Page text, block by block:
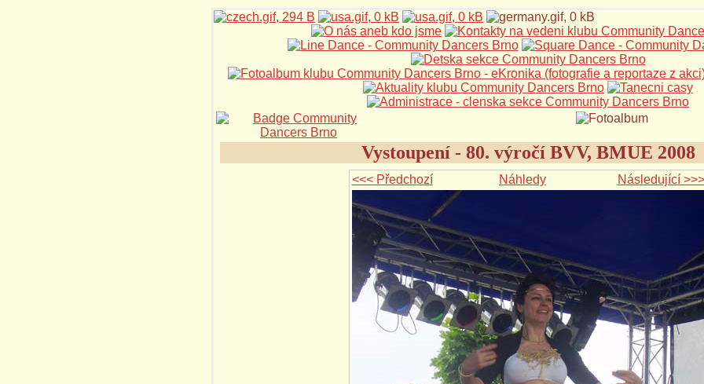
Vystoupení - 80. výročí BVV, BMUE 2008
<<< Předchozí Náhledy Následující >>>